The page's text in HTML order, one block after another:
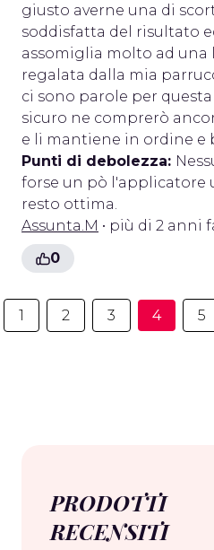
giusto averne una di
soddisfatta del risultato
assomiglia molto ad una
regalata dalla mia
ci sono parole per questa
sicuro ne comprerò
e li mantiene in ordine e
Punti di debolezza:
forse un pò l'applicatore
resto ottima.
Assunta.M • più di 2 anni
0
1 2 3 4 5
PRODOTTI
RECENSITI